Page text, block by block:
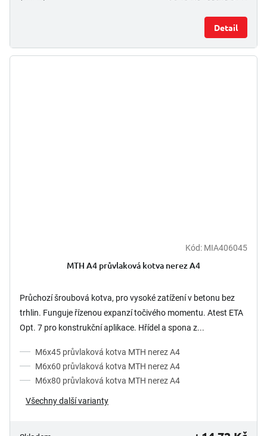
Detail
Kód: MIA406045
MTH A4 průvlaková kotva nerez A4
Průchozí šroubová kotva, pro vysoké zatížení v betonu bez
trhlin. Funguje řízenou expanzí točivého momentu. Atest ETA
Opt. 7 pro konstrukční aplikace. Hřídel a spona z...
M6x45 průvlaková kotva MTH nerez A4
M6x60 průvlaková kotva MTH nerez A4
M6x80 průvlaková kotva MTH nerez A4
Všechny další varianty